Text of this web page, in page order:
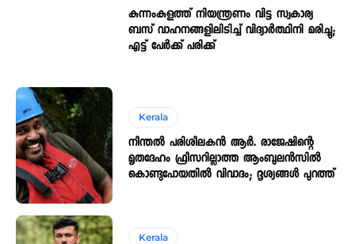
കുന്നംകുളത്ത് നിയന്ത്രണം വിട്ട സ്വകാര്യ
ബസ് വാഹനങ്ങളിലിടിച്ച് വിദ്യാർത്ഥിനി മരിച്ചു;
എട്ട് പേർക്ക് പരിക്ക്
Kerala
നീന്തൽ പരിശീലകൻ ആർ. രാജേഷിന്റെ
മൃതദേഹം ഫ്രീസറില്ലാത്ത ആംബുലൻസിൽ
കൊണ്ടുപോയതിൽ വിവാദം; ദൃശ്യങ്ങൾ പുറത്ത്
Kerala